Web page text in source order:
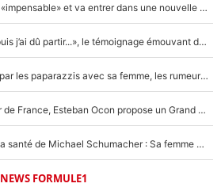
F1 - Alpine signe un accord «impensable» et va entrer dans une nouvelle dimension : Grande nouvelle pour Pierre Gasly !
F1 : « Je lui ai fait un câlin, puis j’ai dû partir...», le témoignage émouvant de Max Verstappen sur sa fille
F1 : Charles Leclerc surpris par les paparazzis avec sa femme, les rumeurs étaient vraies !
Comme pour le final du Tour de France, Esteban Ocon propose un Grand Prix de Formule 1 à Paris : «Autour de l’Arc de Triomphe, ce serait génial» !
Nouvelle rumeur autour de la santé de Michael Schumacher : Sa femme Corinna sort du silence
NEWS FORMULE1